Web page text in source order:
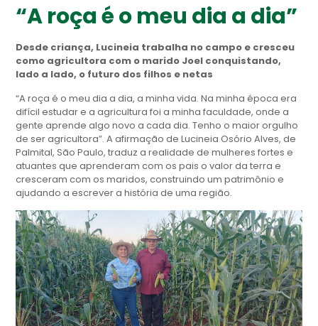
“A roça é o meu dia a dia”
Desde criança, Lucineia trabalha no campo e cresceu
como agricultora com o marido Joel conquistando,
lado a lado, o futuro dos filhos e netas
“A roça é o meu dia a dia, a minha vida. Na minha época era
difícil estudar e a agricultura foi a minha faculdade, onde a
gente aprende algo novo a cada dia. Tenho o maior orgulho
de ser agricultora”. A afirmação de Lucineia Osório Alves, de
Palmital, São Paulo, traduz a realidade de mulheres fortes e
atuantes que aprenderam com os pais o valor da terra e
cresceram com os maridos, construindo um patrimônio e
ajudando a escrever a história de uma região.